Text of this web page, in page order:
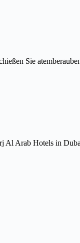
Sie
Al Arab Hotels in